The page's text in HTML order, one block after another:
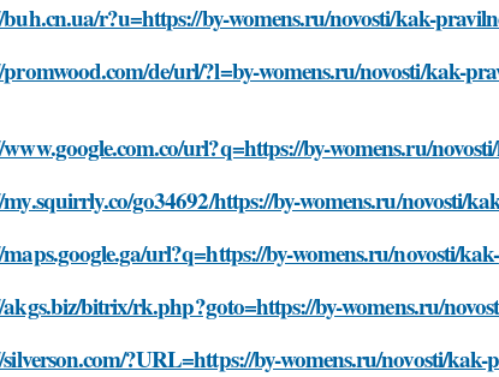
r?u=https://by-womens.ru/novosti/kak-
de/url/?l=by-womens.ru/novosti/kak-
url?q=https://by-womens.ru/
go34692/https://by-womens.ru/novosti/
url?q=https://by-womens.ru/novosti/
bitrix/rk.php?goto=https://by-womens.ru/
?URL=https://by-womens.ru/novosti/